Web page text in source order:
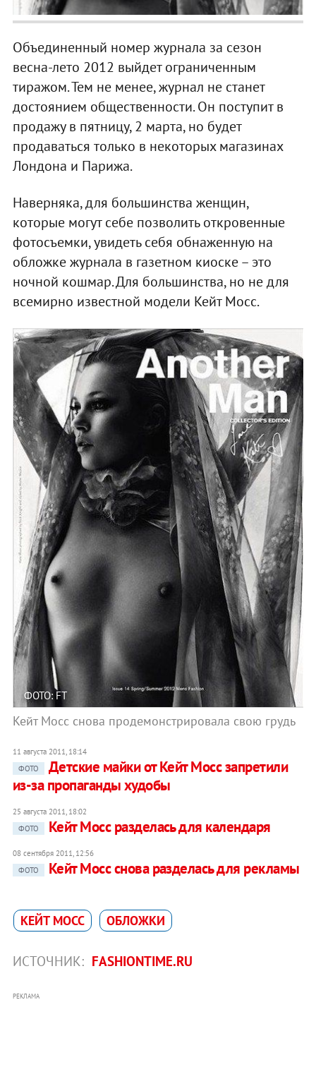
Объединенный номер журнала за сезон
весна-лето 2012 выйдет ограниченным
тиражом. Тем не менее, журнал не станет
достоянием общественности. Он поступит в
продажу в пятницу, 2 марта, но будет
продаваться только в некоторых магазинах
Лондона и Парижа.
Наверняка, для большинства женщин,
которые могут себе позволить откровенные
фотосъемки, увидеть себя обнаженную на
обложке журнала в газетном киоске – это
ночной кошмар. Для большинства, но не для
всемирно известной модели Кейт Мосс.
ФОТО: FT
Кейт Мосс снова продемонстрировала свою грудь
11 августа 2011, 18:14
ФОТО
Детские майки от Кейт Мосс запретили
из-за пропаганды худобы
25 августа 2011, 18:02
ФОТО
Кейт Мосс разделась для календаря
08 сентября 2011, 12:56
ФОТО
Кейт Мосс снова разделась для рекламы
КЕЙТ МОСС ОБЛОЖКИ
ИСТОЧНИК: FASHIONTIME.RU
РЕКЛАМА